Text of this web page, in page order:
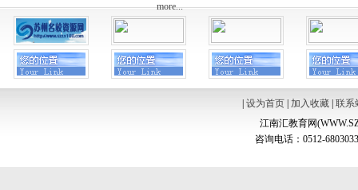
more...
设为首页| 加入收藏| 联系
江南汇教育网
咨询电话：0512-